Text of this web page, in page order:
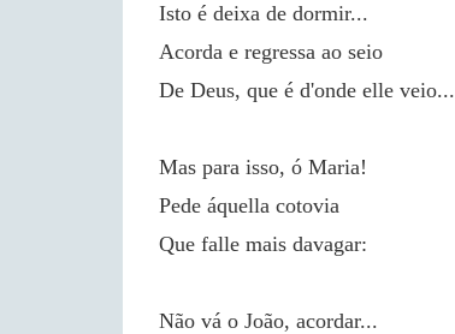
Isto é deixa de dormir...
Acorda e regressa ao seio
De Deus, que é d'onde elle veio...
Mas para isso, ó Maria!
Pede áquella cotovia
Que falle mais davagar:
Não vá o João, acordar...